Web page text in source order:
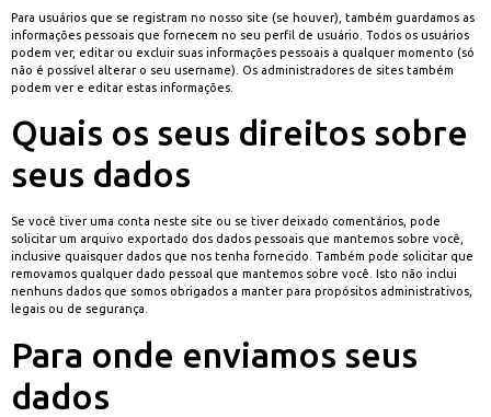
Para usuários que se registram no nosso site (se houver), também guardamos as
informações pessoais que fornecem no seu perfil de usuário. Todos os usuários
podem ver, editar ou excluir suas informações pessoais a qualquer momento (só
não é possível alterar o seu username). Os administradores de sites também
podem ver e editar estas informações.
Quais os seus direitos sobre
seus dados
Se você tiver uma conta neste site ou se tiver deixado comentários, pode
solicitar um arquivo exportado dos dados pessoais que mantemos sobre você,
inclusive quaisquer dados que nos tenha fornecido. Também pode solicitar que
removamos qualquer dado pessoal que mantemos sobre você. Isto não inclui
nenhuns dados que somos obrigados a manter para propósitos administrativos,
legais ou de segurança.
Para onde enviamos seus
dados